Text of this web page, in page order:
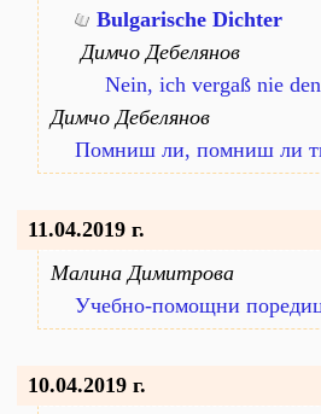
Bulgarische Dichter
Димчо Дебелянов
Nein, ich vergaß nie
Димчо Дебелянов
Помниш ли, помниш ли
11.04.2019 г.
Малина Димитрова
Учебно-помощни
10.04.2019 г.